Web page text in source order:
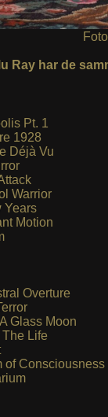
Ray har de
Pt. 1
1928
Déjà Vu
Warrior
Years
Motion
Overture
Glass Moon
Life
of Consciousness